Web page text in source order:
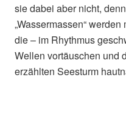
sie dabei aber nicht,
„Wassermassen“
die – im Rhythmus
Wellen vortäuschen und
erzählten Seesturm